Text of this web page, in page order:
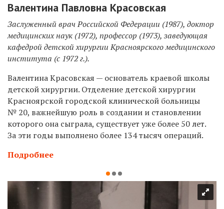
Валентина Павловна Красовская
Заслуженный врач Российской Федерации (1987), доктор
медицинских наук (1972), профессор (1973), заведующая
кафедрой детской хирургии Красноярского медицинского
института (с 1972 г.).
Валентина Красовская — основатель краевой школы
детской хирургии. Отделение детской хирургии
Красноярской городской клинической больницы
№ 20, важнейшую роль в создании и становлении
которого она сыграла, существует уже более 50 лет.
За эти годы выполнено более 134 тысяч операций.
Подробнее